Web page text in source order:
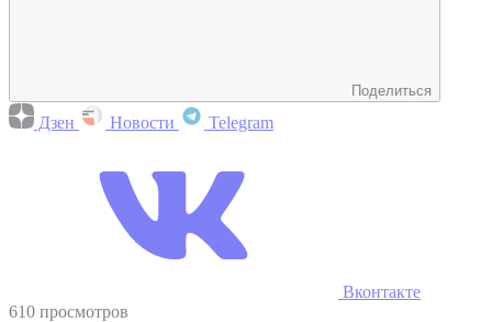
Поделиться
Дзен Новости Telegram
Вконтакте
610 просмотров